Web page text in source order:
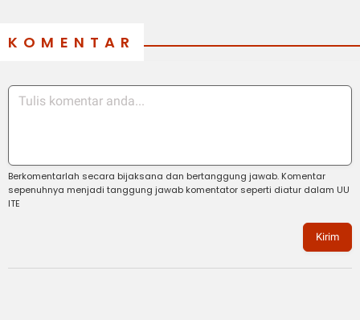
KOMENTAR
Berkomentarlah secara bijaksana dan bertanggung jawab. Komentar
sepenuhnya menjadi tanggung jawab komentator seperti diatur dalam UU
ITE
Kirim